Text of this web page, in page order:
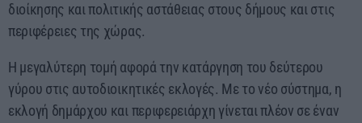
διοίκησης και πολιτικής αστάθειας στους δήμους και στις
περιφέρειες της χώρας.
Η μεγαλύτερη τομή αφορά την κατάργηση του δεύτερου
γύρου στις αυτοδιοικητικές εκλογές. Με το νέο σύστημα, η
εκλογή δημάρχου και περιφερειάρχη γίνεται πλέον σε έναν